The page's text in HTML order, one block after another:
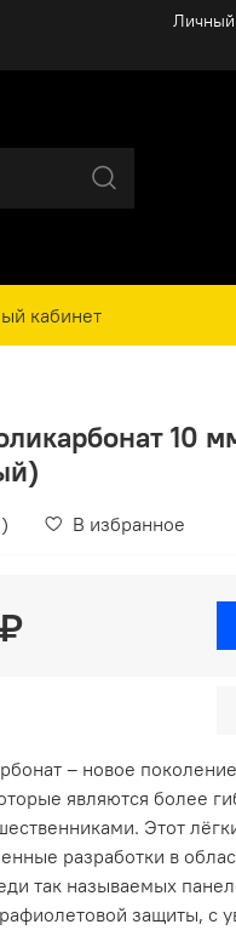
Личный
кабинет
10
В избранное
– новое
являются более
Этот
разработки в
так называемых
защиты, с